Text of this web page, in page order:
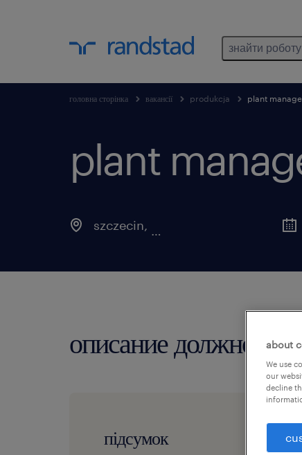
знайти роботу
головна сторінка вакансії produkcja plant
plant
szczecin,
описание должности
підсумок
about
We use
our
decline